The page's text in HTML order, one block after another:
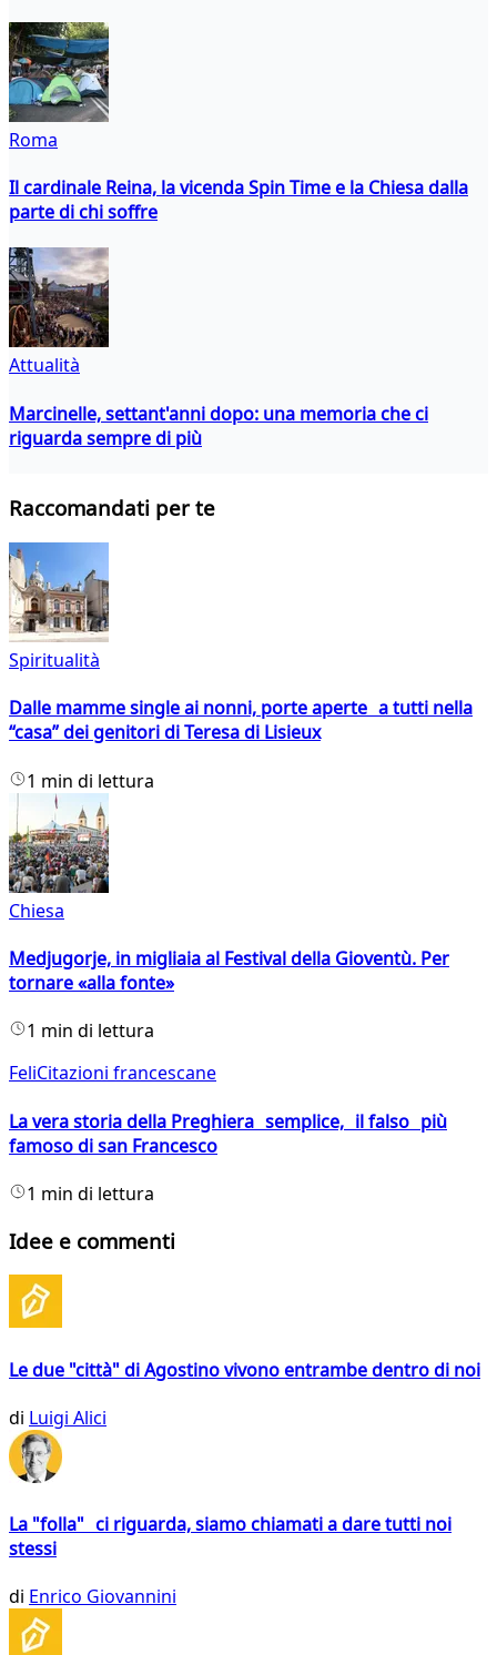
Roma
Il cardinale Reina, la vicenda Spin Time e la Chiesa dalla
parte di chi soffre
Attualità
Marcinelle, settant'anni dopo: una memoria che ci
riguarda sempre di più
Raccomandati per te
Spiritualità
Dalle mamme single ai nonni, porte aperte a tutti nella
“casa” dei genitori di Teresa di Lisieux
1 min di lettura
Chiesa
Medjugorje, in migliaia al Festival della Gioventù. Per
tornare «alla fonte»
1 min di lettura
FeliCitazioni francescane
La vera storia della Preghiera semplice, il falso più
famoso di san Francesco
1 min di lettura
Idee e commenti
Le due "città" di Agostino vivono entrambe dentro di noi
di Luigi Alici
La "folla" ci riguarda, siamo chiamati a dare tutti noi
stessi
di Enrico Giovannini